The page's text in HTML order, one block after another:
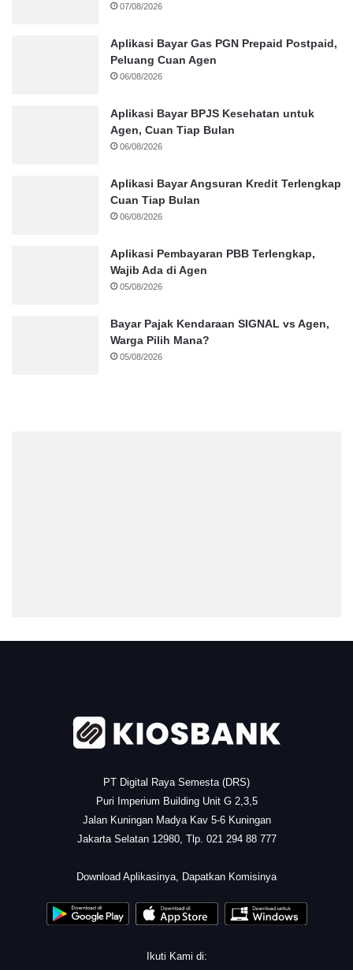
07/08/2026
Aplikasi Bayar Gas PGN Prepaid Postpaid,
Peluang Cuan Agen
06/08/2026
Aplikasi Bayar BPJS Kesehatan untuk
Agen, Cuan Tiap Bulan
06/08/2026
Aplikasi Bayar Angsuran Kredit Terlengkap
Cuan Tiap Bulan
06/08/2026
Aplikasi Pembayaran PBB Terlengkap,
Wajib Ada di Agen
05/08/2026
Bayar Pajak Kendaraan SIGNAL vs Agen,
Warga Pilih Mana?
05/08/2026
PT Digital Raya Semesta (DRS)
Puri Imperium Building Unit G 2,3,5
Jalan Kuningan Madya Kav 5-6 Kuningan
Jakarta Selatan 12980, Tlp. 021 294 88 777
Download Aplikasinya, Dapatkan Komisinya
Ikuti Kami di: